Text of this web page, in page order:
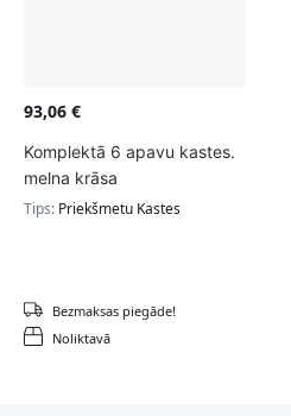
93,06€
Komplektā 6 apavu kastes.
melna krāsa
Tips: Priekšmetu Kastes
Noliktavā
Bezmaksas piegāde!